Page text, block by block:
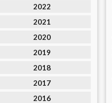
2022
2021
2020
2019
2018
2017
2016